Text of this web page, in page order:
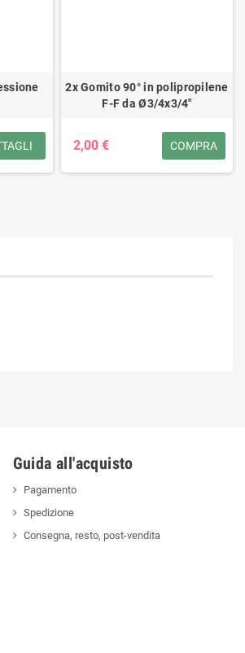
2x Gomito 90° in polipropilene
F-F da Ø3/4x3/4"
2,00 € COMPRA
Guida all'acquisto
Pagamento
Spedizione
Consegna, resto, post-vendita